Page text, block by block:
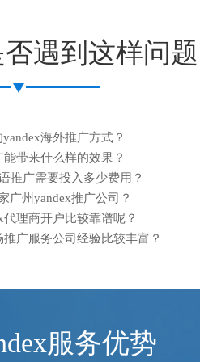
否遇到这样问
海外推广方式？
带来什么样的效果？
推广需要投入多少费用？
广州yandex推广公司？
理商开户比较靠谱呢？
广服务公司经验比较丰富？
服务优势